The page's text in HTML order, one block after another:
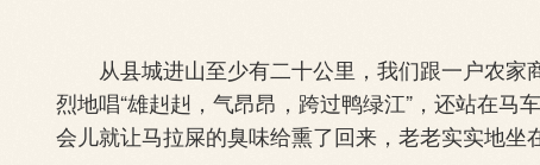
从县城进山至少有二十公里，我们跟一户农家
烈地唱“雄赳赳，气昂昂，跨过鸭绿江”，还站在
会儿就让马拉屎的臭味给熏了回来，老老实实地坐